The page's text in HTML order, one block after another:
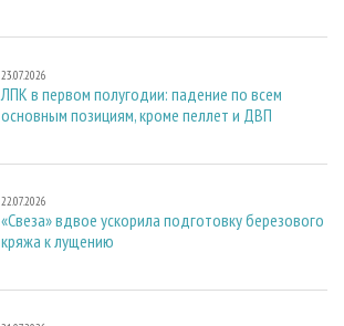
23.07.2026
ЛПК в первом полугодии: падение по всем
основным позициям, кроме пеллет и ДВП
22.07.2026
«Свеза» вдвое ускорила подготовку березового
кряжа к лущению